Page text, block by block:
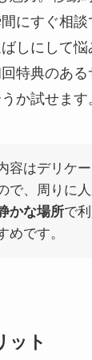
にすぐ相談
しにして
特典のあ
か試せます
容はデリケ
で、周りに
かな場所で
めです。
ット